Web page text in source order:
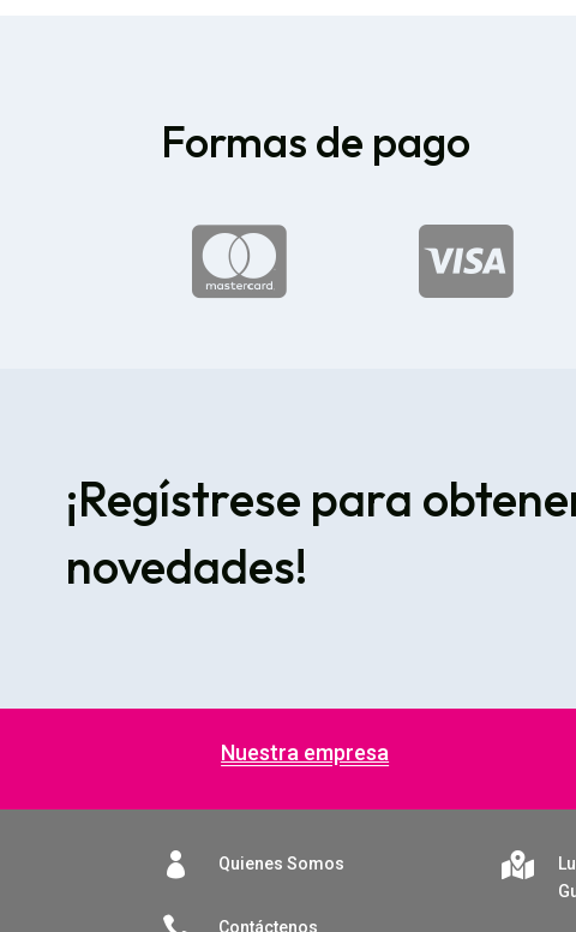
Formas de pago
 
¡Regístrese para
novedades!
Nuestra empresa
 Quienes Somos
Contáctenos
